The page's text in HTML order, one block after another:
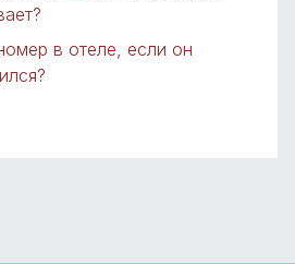
в отеле, если он